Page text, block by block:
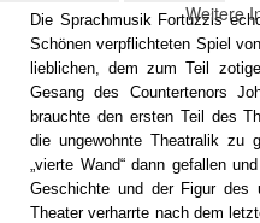
Die Sprachmusik Fortuzzis
Schönen verpflichteten Spiel
lieblichen, dem zum Teil
Gesang des Countertenors
brauchte den ersten Teil des
die ungewohnte Theatralik zu
„vierte Wand“ dann gefallen
Geschichte und der Figur des
Theater verharrte nach dem
Weitere